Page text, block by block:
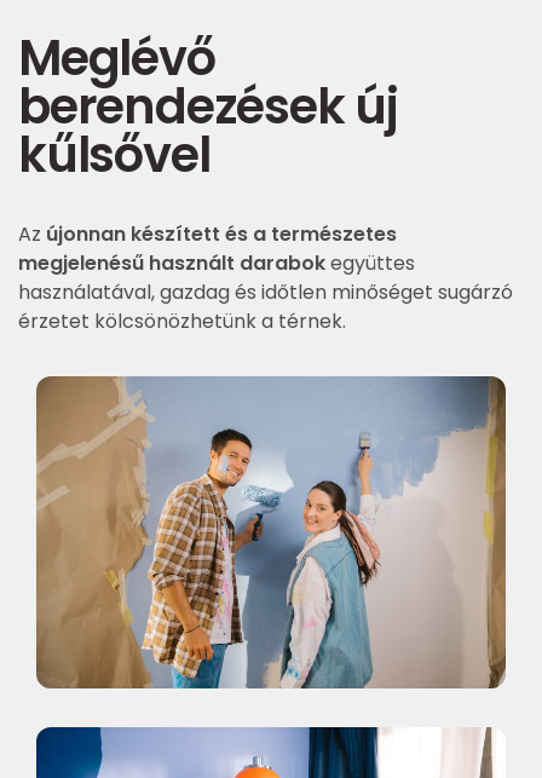
Meglévő
berendezések új
kűlsővel
Az újonnan készített és a természetes
megjelenésű használt darabokegyüttes
használatával, gazdag és időtlen minőséget sugárzó
érzetet kölcsönözhetünk a térnek.